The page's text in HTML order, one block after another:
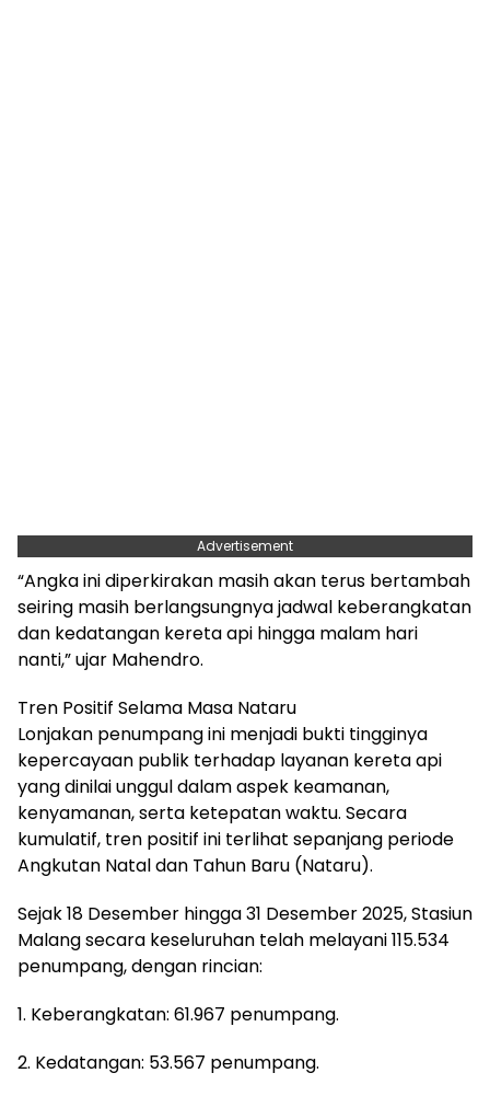
Advertisement
“Angka ini diperkirakan masih akan terus bertambah
seiring masih berlangsungnya jadwal keberangkatan
dan kedatangan kereta api hingga malam hari
nanti,” ujar Mahendro.
Tren Positif Selama Masa Nataru
Lonjakan penumpang ini menjadi bukti tingginya
kepercayaan publik terhadap layanan kereta api
yang dinilai unggul dalam aspek keamanan,
kenyamanan, serta ketepatan waktu. Secara
kumulatif, tren positif ini terlihat sepanjang periode
Angkutan Natal dan Tahun Baru (Nataru).
Sejak 18 Desember hingga 31 Desember 2025, Stasiun
Malang secara keseluruhan telah melayani 115.534
penumpang, dengan rincian:
1. Keberangkatan: 61.967 penumpang.
2. Kedatangan: 53.567 penumpang.